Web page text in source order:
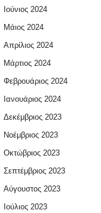
Ιούνιος 2024
Μάιος 2024
Απρίλιος 2024
Μάρτιος 2024
Φεβρουάριος 2024
Ιανουάριος 2024
Δεκέμβριος 2023
Νοέμβριος 2023
Οκτώβριος 2023
Σεπτέμβριος 2023
Αύγουστος 2023
Ιούλιος 2023